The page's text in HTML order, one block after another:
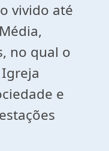
vivido até
no qual o
e